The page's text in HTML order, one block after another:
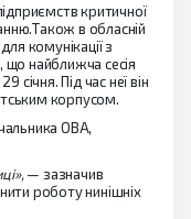
критичної
в обласній
комунікації з
найближча сесія
січня. Під час неї він
корпусом.
ОВА,
— зазначив
роботу нинішніх